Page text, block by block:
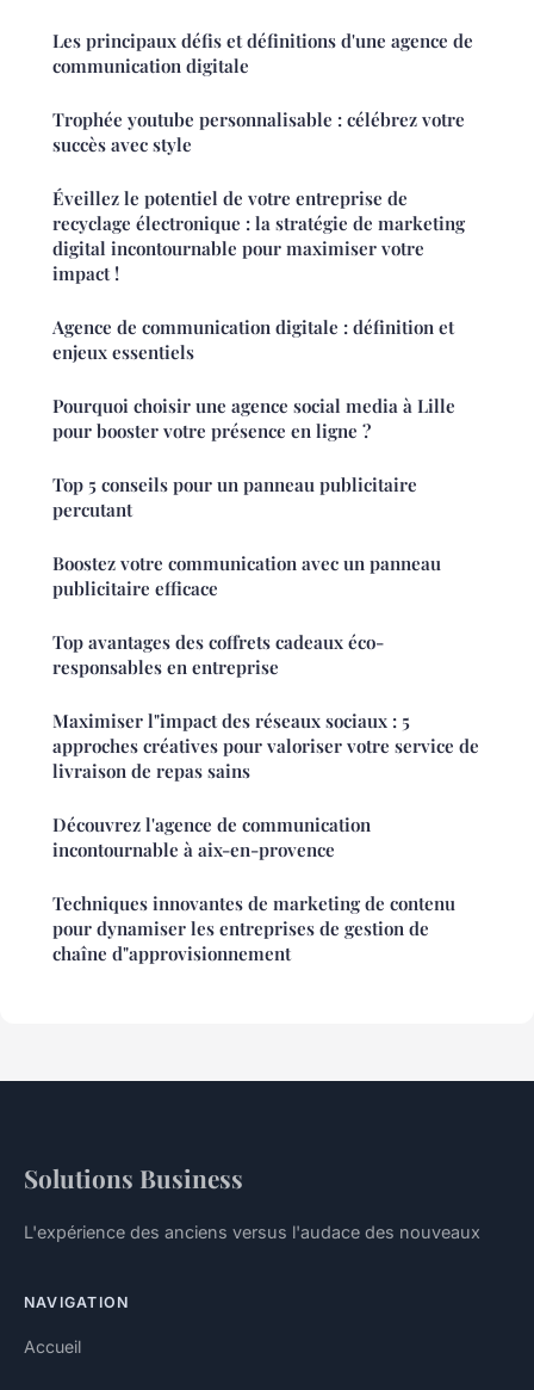
Les principaux défis et définitions d'une agence de
communication digitale
Trophée youtube personnalisable : célébrez votre
succès avec style
Éveillez le potentiel de votre entreprise de
recyclage électronique : la stratégie de marketing
digital incontournable pour maximiser votre
impact !
Agence de communication digitale : définition et
enjeux essentiels
Pourquoi choisir une agence social media à Lille
pour booster votre présence en ligne ?
Top 5 conseils pour un panneau publicitaire
percutant
Boostez votre communication avec un panneau
publicitaire efficace
Top avantages des coffrets cadeaux éco-
responsables en entreprise
Maximiser l"impact des réseaux sociaux : 5
approches créatives pour valoriser votre service de
livraison de repas sains
Découvrez l'agence de communication
incontournable à aix-en-provence
Techniques innovantes de marketing de contenu
pour dynamiser les entreprises de gestion de
chaîne d"approvisionnement
Solutions Business
L'expérience des anciens versus l'audace des nouveaux
NAVIGATION
Accueil